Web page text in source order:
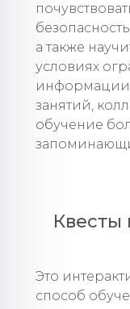
а также
условиях
информации.
занятий,
обучение
Квесты
Это
способ